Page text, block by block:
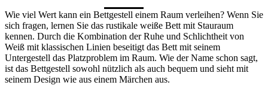
Wie viel Wert kann ein Bettgestell einem Raum verleihen? Wenn Sie
sich fragen, lernen Sie das rustikale weiße Bett mit Stauraum
kennen. Durch die Kombination der Ruhe und Schlichtheit von
Weiß mit klassischen Linien beseitigt das Bett mit seinem
Untergestell das Platzproblem im Raum. Wie der Name schon sagt,
ist das Bettgestell sowohl nützlich als auch bequem und sieht mit
seinem Design wie aus einem Märchen aus.